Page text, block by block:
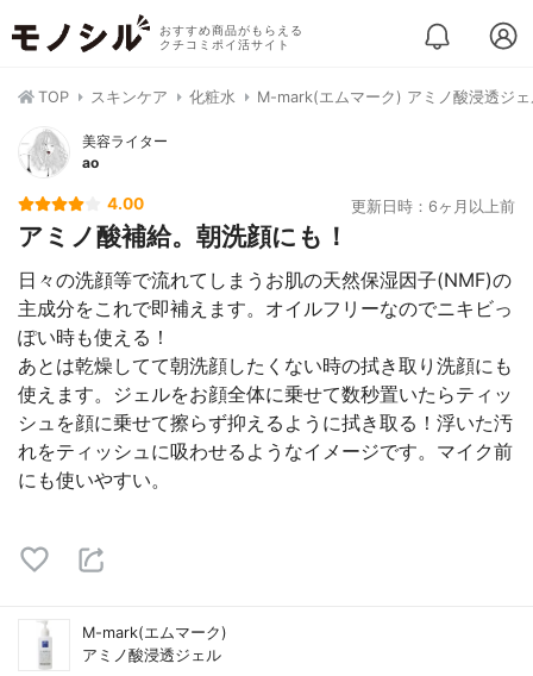
おすすめ商品がもらえる
クチコミポイ活サイト
TOP スキンケア 化粧水 M-mark(エムマーク) アミノ酸浸透ジ
美容ライター
ao
4.00 更新日時：6ヶ月以上前
アミノ酸補給。朝洗顔にも！
日々の洗顔等で流れてしまうお肌の天然保湿因子(NMF)の
主成分をこれで即補えます。オイルフリーなのでニキビっ
ぽい時も使える！
あとは乾燥してて朝洗顔したくない時の拭き取り洗顔にも
使えます。ジェルをお顔全体に乗せて数秒置いたらティッ
シュを顔に乗せて擦らず抑えるように拭き取る！浮いた汚
れをティッシュに吸わせるようなイメージです。マイク前
にも使いやすい。
M-mark(エムマーク)
アミノ酸浸透ジェル